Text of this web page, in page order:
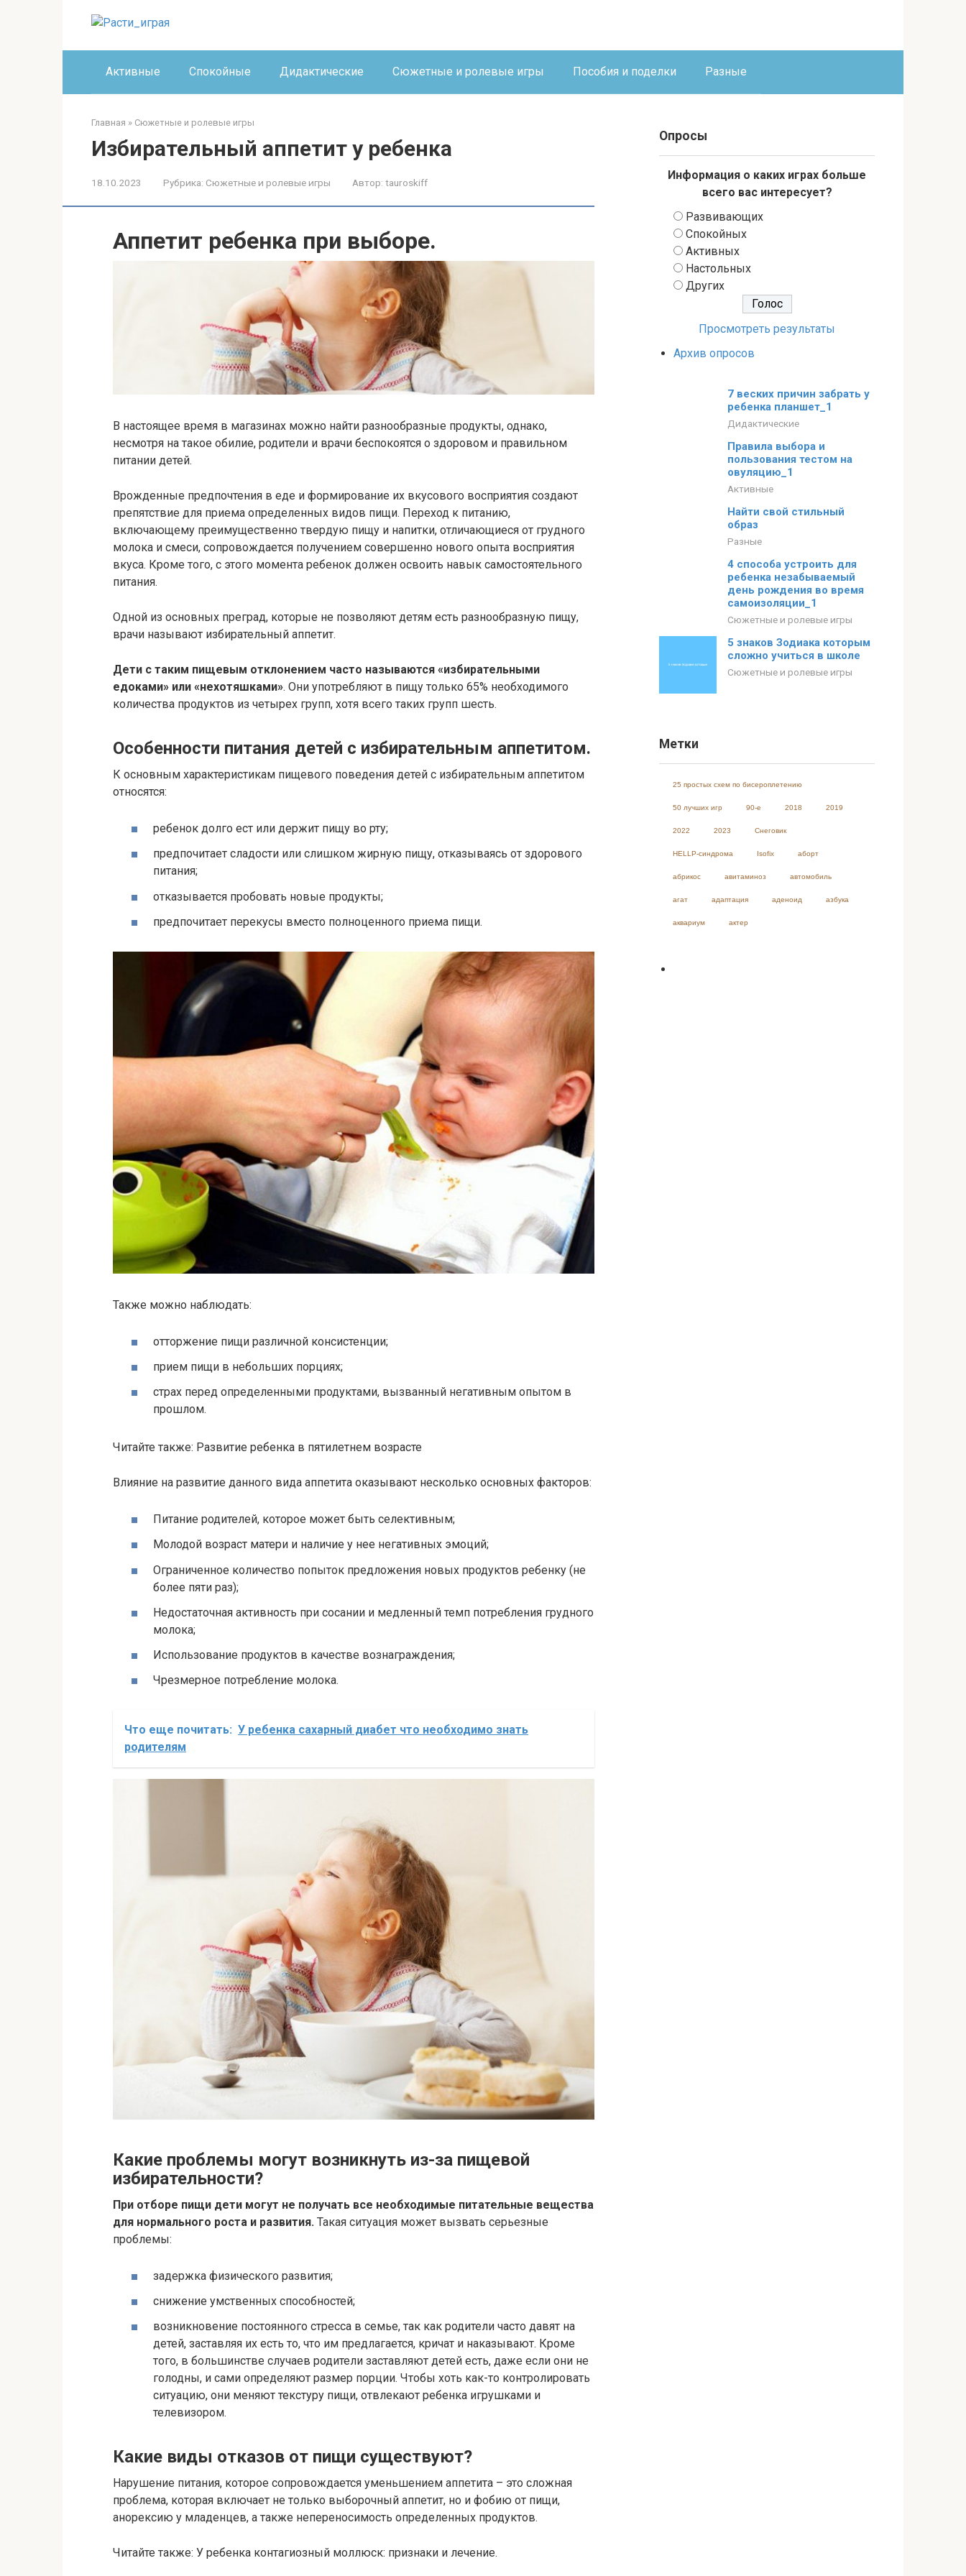
Активные Спокойные Дидактические Сюжетные и ролевые игры Пособия и поделки Разные
Главная » Сюжетные и ролевые игры
Избирательный аппетит у ребенка
18.10.2023 Рубрика: Сюжетные и ролевые игры Автор: tauroskiff
Аппетит ребенка при выборе.
В настоящее время в магазинах можно найти разнообразные продукты, однако,
несмотря на такое обилие, родители и врачи беспокоятся о здоровом и правильном
питании детей.
Врожденные предпочтения в еде и формирование их вкусового восприятия создают
препятствие для приема определенных видов пищи. Переход к питанию,
включающему преимущественно твердую пищу и напитки, отличающиеся от грудного
молока и смеси, сопровождается получением совершенно нового опыта восприятия
вкуса. Кроме того, с этого момента ребенок должен освоить навык самостоятельного
питания.
Одной из основных преград, которые не позволяют детям есть разнообразную пищу,
врачи называют избирательный аппетит.
Дети с таким пищевым отклонением часто называются «избирательными
едоками» или «нехотяшками». Они употребляют в пищу только 65% необходимого
количества продуктов из четырех групп, хотя всего таких групп шесть.
Особенности питания детей с избирательным аппетитом.
К основным характеристикам пищевого поведения детей с избирательным аппетитом
относятся:
ребенок долго ест или держит пищу во рту;
предпочитает сладости или слишком жирную пищу, отказываясь от здорового
питания;
отказывается пробовать новые продукты;
предпочитает перекусы вместо полноценного приема пищи.
Также можно наблюдать:
отторжение пищи различной консистенции;
прием пищи в небольших порциях;
страх перед определенными продуктами, вызванный негативным опытом в
прошлом.
Читайте также: Развитие ребенка в пятилетнем возрасте
Влияние на развитие данного вида аппетита оказывают несколько основных факторов:
Питание родителей, которое может быть селективным;
Молодой возраст матери и наличие у нее негативных эмоций;
Ограниченное количество попыток предложения новых продуктов ребенку (не
более пяти раз);
Недостаточная активность при сосании и медленный темп потребления грудного
молока;
Использование продуктов в качестве вознаграждения;
Чрезмерное потребление молока.
Что еще почитать: У ребенка сахарный диабет что необходимо знать
родителям
Какие проблемы могут возникнуть из-за пищевой
избирательности?
При отборе пищи дети могут не получать все необходимые питательные вещества
для нормального роста и развития. Такая ситуация может вызвать серьезные
проблемы:
задержка физического развития;
снижение умственных способностей;
возникновение постоянного стресса в семье, так как родители часто давят на
детей, заставляя их есть то, что им предлагается, кричат и наказывают. Кроме
того, в большинстве случаев родители заставляют детей есть, даже если они не
голодны, и сами определяют размер порции. Чтобы хоть как-то контролировать
ситуацию, они меняют текстуру пищи, отвлекают ребенка игрушками и
телевизором.
Какие виды отказов от пищи существуют?
Нарушение питания, которое сопровождается уменьшением аппетита – это сложная
проблема, которая включает не только выборочный аппетит, но и фобию от пищи,
анорексию у младенцев, а также непереносимость определенных продуктов.
Читайте также: У ребенка контагиозный моллюск: признаки и лечение.
Опросы
Информация о каких играх больше
всего вас интересует?
Развивающих
Спокойных
Активных
Настольных
Других
Просмотреть результаты
Архив опросов
7 веских причин забрать у
ребенка планшет_1
Дидактические
Правила выбора и
пользования тестом на
овуляцию_1
Активные
Найти свой стильный
образ
Разные
4 способа устроить для
ребенка незабываемый
день рождения во время
самоизоляции_1
Сюжетные и ролевые игры
5 знаков Зодиака которым
сложно учиться в школе
Сюжетные и ролевые игры
Метки
25 простых схем по бисероплетению
50 лучших игр 90-е 2018 2019
2022 2023 Cнеговик
HELLP-синдрома Isofix аборт
абрикос авитаминоз автомобиль
агат адаптация аденоид азбука
аквариум актер